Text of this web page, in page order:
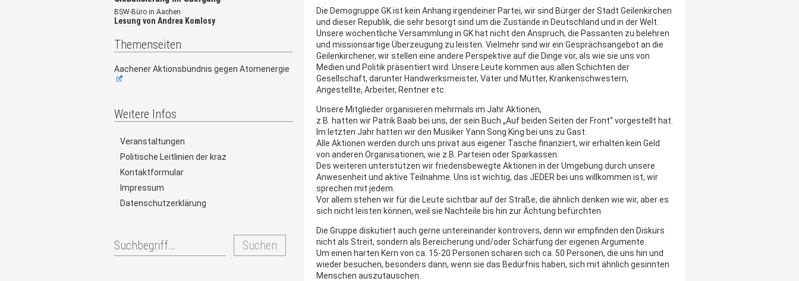
Die Demogruppe GK ist kein Anhang irgendeiner Partei, wir sind Bürger der Stadt Geilenkirchen
und dieser Republik, die sehr besorgt sind um die Zustände in Deutschland und in der Welt.
Unsere wöchentliche Versammlung in GK hat nicht den Anspruch, die Passanten zu belehren
und missionsartige Überzeugung zu leisten. Vielmehr sind wir ein Gesprächsangebot an die
Geilenkirchener, wir stellen eine andere Perspektive auf die Dinge vor, als wie sie uns von
Medien und Politik präsentiert wird. Unsere Leute kommen aus allen Schichten der
Gesellschaft, darunter Handwerksmeister, Väter und Mütter, Krankenschwestern,
Angestellte, Arbeiter, Rentner etc.
Unsere Mitglieder organisieren mehrmals im Jahr Aktionen,
z.B. hatten wir Patrik Baab bei uns, der sein Buch „Auf beiden Seiten der Front“ vorgestellt hat.
Im letzten Jahr hatten wir den Musiker Yann Song King bei uns zu Gast.
Alle Aktionen werden durch uns privat aus eigener Tasche finanziert, wir erhalten kein Geld
von anderen Organisationen, wie z.B. Parteien oder Sparkassen.
Des weiteren unterstützen wir friedensbewegte Aktionen in der Umgebung durch unsere
Anwesenheit und aktive Teilnahme. Uns ist wichtig, das JEDER bei uns willkommen ist, wir
sprechen mit jedem.
Vor allem stehen wir für die Leute sichtbar auf der Straße, die ähnlich denken wie wir, aber es
sich nicht leisten können, weil sie Nachteile bis hin zur Ächtung befürchten.
Die Gruppe diskutiert auch gerne untereinander kontrovers, denn wir empfinden den Diskurs
nicht als Streit, sondern als Bereicherung und/oder Schärfung der eigenen Argumente.
Um einen harten Kern von ca. 15-20 Personen scharen sich ca. 50 Personen, die uns hin und
wieder besuchen, besonders dann, wenn sie das Bedürfnis haben, sich mit ähnlich gesinnten
Menschen auszutauschen.
BSW-Büro in Aachen
Lesung von Andrea Komlosy
Themenseiten
Aachener Aktionsbündnis gegen Atomenergie
Weitere Infos
Veranstaltungen
Politische Leitlinien der kraz
Kontaktformular
Impressum
Datenschutzerklärung
Suchen